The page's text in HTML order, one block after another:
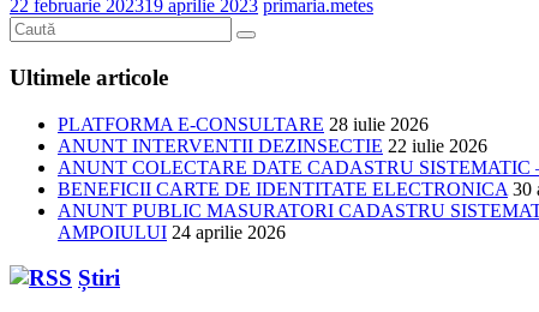
22 februarie 202319 aprilie 2023 primaria.metes
Ultimele articole
PLATFORMA E-CONSULTARE 28 iulie 2026
ANUNT INTERVENTII DEZINSECTIE 22 iulie 2026
ANUNT COLECTARE DATE CADASTRU
BENEFICII CARTE DE IDENTITATE ELECTRONICA 30
ANUNT PUBLIC MASURATORI CADASTRU
AMPOIULUI 24 aprilie 2026
Știri